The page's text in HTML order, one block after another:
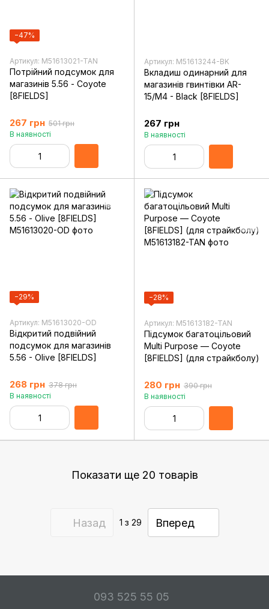
−47%
Артикул: M51613021-TAN
Потрійний подсумок для
магазинів 5.56 - Coyote
[8FIELDS]
267 грн 501 грн
В наявності
Артикул: M51613244-BK
Вкладиш одинарний для
магазинів гвинтівки AR-
15/M4 - Black [8FIELDS]
267 грн
В наявності
−29%
Артикул: M51613020-OD
Відкритий подвійний
подсумок для магазинів
5.56 - Olive [8FIELDS]
268 грн 378 грн
В наявності
−28%
Артикул: M51613182-TAN
Підсумок багатоцільовий
Multi Purpose — Coyote
[8FIELDS] (для страйкболу)
280 грн 390 грн
В наявності
Показати ще 20 товарів
Назад 1 з 29 Вперед
093 525 55 05